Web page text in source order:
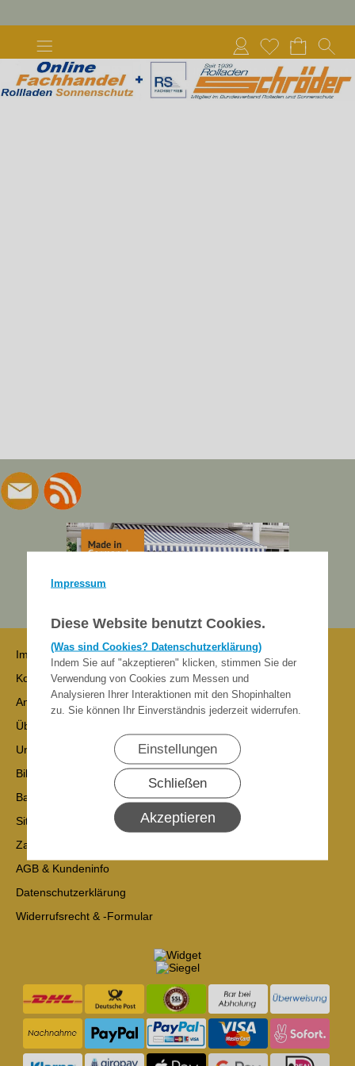
Impressum
Diese Website benutzt Cookies.
(Was sind Cookies? Datenschutzerklärung)
Indem Sie auf "akzeptieren" klicken, stimmen Sie der
Verwendung von Cookies zum Messen und
Analysieren Ihrer Interaktionen mit den Shopinhalten
zu. Sie können Ihr Einverständnis jederzeit widerrufen.
Einstellungen
Schließen
Akzeptieren
Impressum
Kontakt
Anmelden
Über uns
Unsere Versandländer und Preise
Bild und Daten-Nachweis
Batteriehinweise
Sitemap
Zahlung & Versand
AGB & Kundeninfo
Datenschutzerklärung
Widerrufsrecht & -Formular